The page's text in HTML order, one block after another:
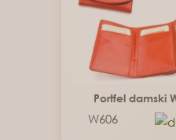
Portfel damski
W606